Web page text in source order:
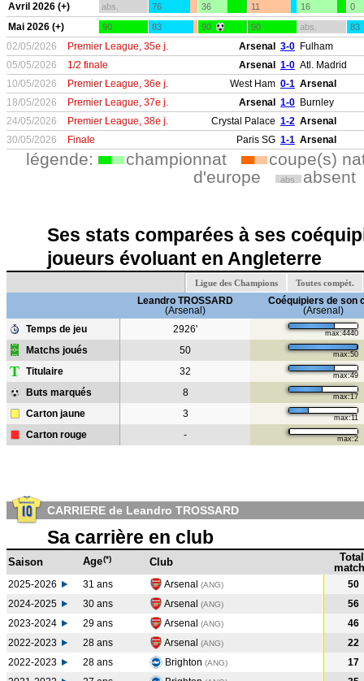
Avril 2026 (+) abs. 76 36 11 16 0
Mai 2026 (+) 90 83 90 90 abs. 83
02/05/2026 Premier League, 35e j. Arsenal 3-0 Fulham
05/05/2026
1/2 finale Arsenal 1-0 Atl. Madrid
10/05/2026
Premier League, 36e j. West Ham 0-1 Arsenal
18/05/2026
Premier League, 37e j. Arsenal 1-0 Burnley
24/05/2026
Premier League, 38e j. Crystal Palace 1-2 Arsenal
30/05/2026
Finale Paris SG 1-1 Arsenal
légende: championnat
coupe(s)
d'europe
abs. absent
Ses stats comparées à ses
joueurs évoluant en Angleterre
Ligue des Champions Toutes compét.
Leandro TROSSARD
(Arsenal)
Coéquipiers de son
(Arsenal)
Temps de jeu
2926' max:4440
Matchs joués 50 max:50
T Titulaire 32 max:49
Buts marqués 8 max:17
Carton jaune 3 max:11
Carton rouge - max:2
CARRIERE de Leandro TROSSARD
Sa carrière en club
Saison Age(*) Club
Total
2025-2026 31 ans Arsenal (ANG)
50
2024-2025
30 ans Arsenal (ANG)
56
2023-2024
29 ans Arsenal (ANG)
46
2022-2023
28 ans Arsenal (ANG)
22
2022-2023
28 ans Brighton (ANG)
17